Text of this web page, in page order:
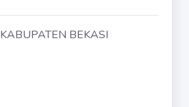
KABUPATEN BEKASI